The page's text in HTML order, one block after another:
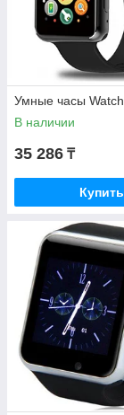
Умные часы Watch
В наличии
35 286 ₸
Купить